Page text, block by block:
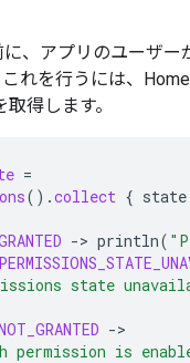
に、アプリのユーザ
これを行うには、
取得します。
=
().collect { state
-> println(
state
-
permission is